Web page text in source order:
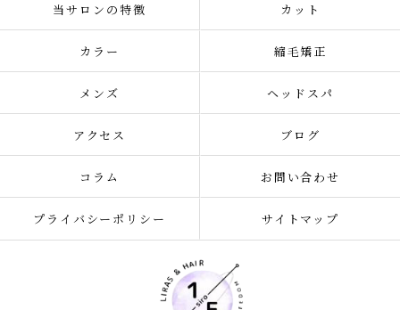
当サロンの特徴 カット
カラー 縮毛矯正
メンズ ヘッドスパ
アクセス ブログ
コラム お問い合わせ
プライバシーポリシー サイトマップ